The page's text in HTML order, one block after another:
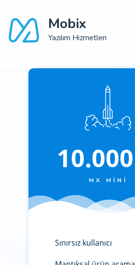
Mobix
Yazılım Hizmetleri
10.000
MX MINI
Sınırsız kullanıcı